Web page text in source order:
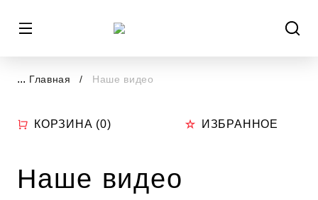
... Главная Наше видео
КОРЗИНА (0) ИЗБРАННОЕ
Наше видео